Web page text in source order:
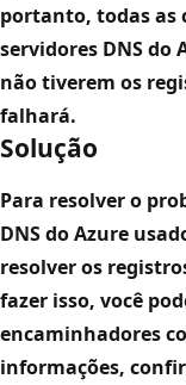
portanto, todas as
servidores DNS do
não tiverem os
falhará.
Solução
Para resolver o
DNS do Azure
resolver os
fazer isso, você
encaminhadores
informações,